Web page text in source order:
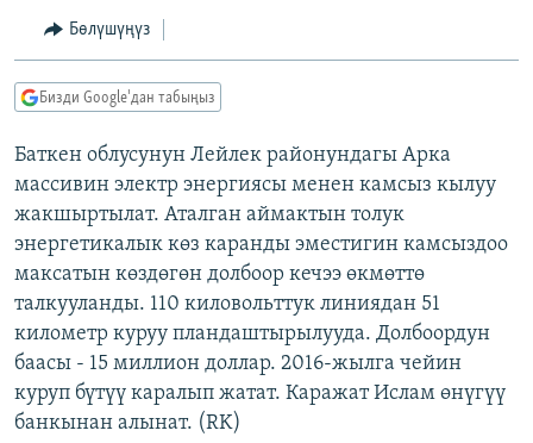
МАДАНИЯТ
ТВ ПРОГРАММАЛАР
ЭКСПЕРТТЕР ТАЛДАЙТ
БИЗ ЖАНА ДҮЙНӨ
ЭЖЕ-СИҢДИЛЕР
ЫҢГАЙСЫЗ СУРООЛОР
ӨЗГӨЧӨ ПИКИР
Русский
ОНЛАЙН ШЕРИНЕ
ЭЕ/АРнун бардык сайттары
Бөлүшүңүз
Бизди Google'дан табыңыз
Баткен облусунун Лейлек районундагы Арка
массивин электр энергиясы менен камсыз кылуу
жакшыртылат. Аталган аймактын толук
энергетикалык көз каранды эместигин камсыздоо
максатын көздөгөн долбоор кечээ өкмөттө
талкууланды. 110 киловольттук линиядан 51
километр куруу пландаштырылууда. Долбоордун
баасы - 15 миллион доллар. 2016-жылга чейин
куруп бүтүү каралып жатат. Каражат Ислам өнүгүү
банкынан алынат. (RK)